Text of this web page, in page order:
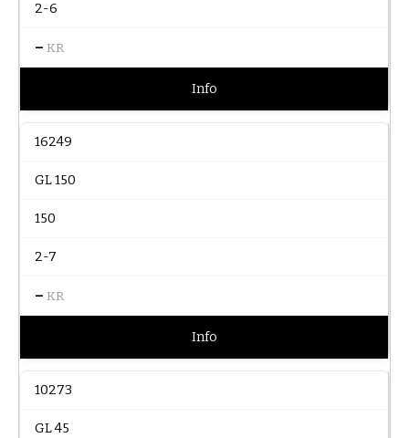
2-6
– KR
Info
16249
GL 150
150
2-7
– KR
Info
10273
GL 45